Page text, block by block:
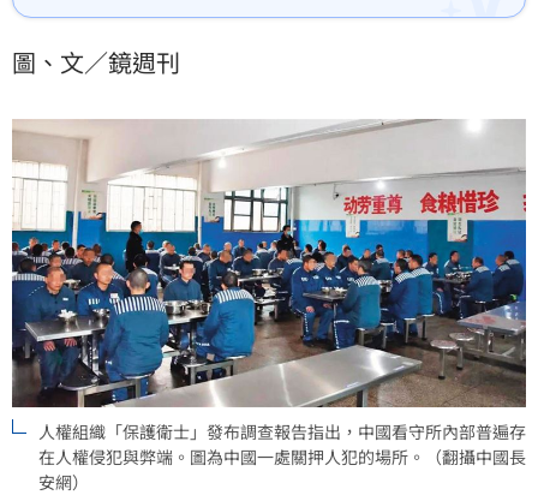
圖、文／鏡週刊
人權組織「保護衛士」發布調查報告指出，中國看守所內部普遍存
在人權侵犯與弊端。圖為中國一處關押人犯的場所。（翻攝中國長
安網）